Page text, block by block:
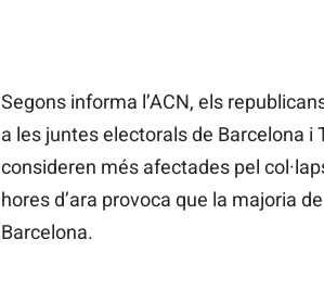
Segons informa l’ACN, els
a les juntes electorals de Barcelona i
consideren més afectades pel
hores d’ara provoca que la majoria
Barcelona.